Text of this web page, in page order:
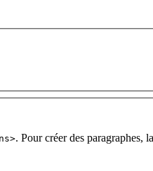
. Pour créer des paragraphes,